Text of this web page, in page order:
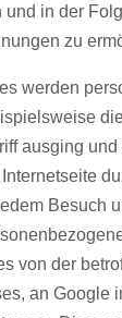
und in der
zu
werden
ausging
Besuch
von der
an Google